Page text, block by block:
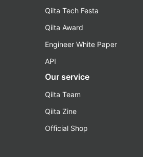
Qiita Tech Festa
Qiita Award
Engineer White Paper
API
Our service
Qiita Team
Qiita Zine
Official Shop